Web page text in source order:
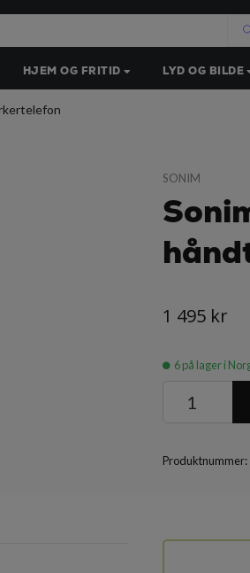
HJEM OG FRITID LYD OG BILDE
SONIM
1 495 kr
6på lager i
Produktnummer: